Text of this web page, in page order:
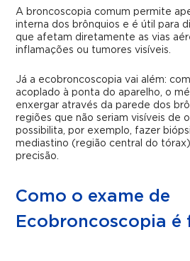
A broncoscopia comum permite
interna dos brônquios e é útil para
que afetam diretamente as vias
inflamações ou tumores visíveis.
Já a ecobroncoscopia vai além:
acoplado à ponta do aparelho, o
enxergar através da parede dos
regiões que não seriam visíveis de
possibilita, por exemplo, fazer
mediastino (região central do
precisão.
Como o exame de
Ecobroncoscopia é